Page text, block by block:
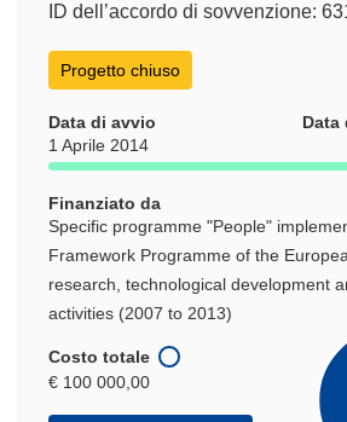
ID dell’accordo di sovvenzione:
Progetto chiuso
Data di avvio
1 Aprile 2014
Data
Finanziato da
Specific programme "People"
Framework Programme of the
research, technological development
activities (2007 to 2013)
Costo totale
€ 100 000,00